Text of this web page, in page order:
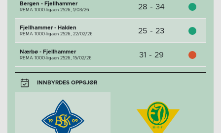
Bergen - Fjellhammer
REMA 1000-ligaen 2526, 1/03/26 28 - 34
Fjellhammer - Halden
REMA 1000-ligaen 2526, 22/02/26 25 - 23
Nærbø - Fjellhammer
REMA 1000-ligaen 2526, 15/02/26 31 - 29
INNBYRDES OPPGJØR